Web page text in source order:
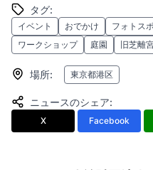
タグ:
イベント おでかけ フォトス
ワークショップ
庭園 旧芝離
場所: 東京都港区
ニュースのシェア:
X Facebook